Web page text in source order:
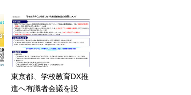
東京都、学校教育DX推
進へ有識者会議を設